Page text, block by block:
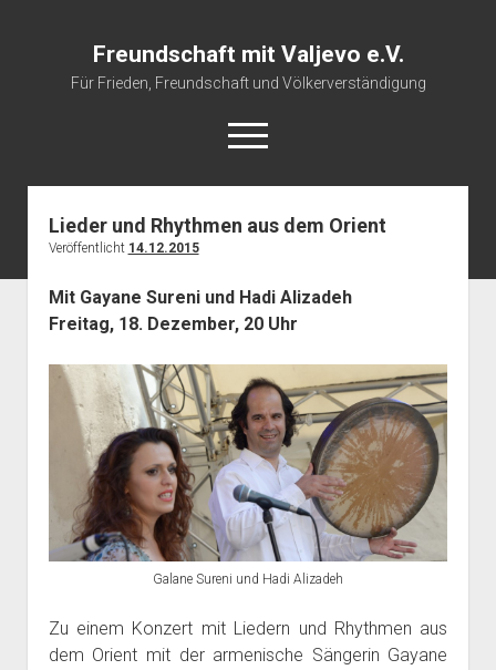
Freundschaft mit Valjevo e.V.
Für Frieden, Freundschaft und Völkerverständigung
open
menu
Startseite
Über uns
Impressum
Lieder und Rhythmen aus dem Orient
Veröffentlicht 14.12.2015
Mit Gayane Sureni und Hadi Alizadeh
Freitag, 18. Dezember, 20 Uhr
Galane Sureni und Hadi Alizadeh
Zu einem Konzert mit Liedern und Rhythmen aus
dem Orient mit der armenische Sängerin Gayane